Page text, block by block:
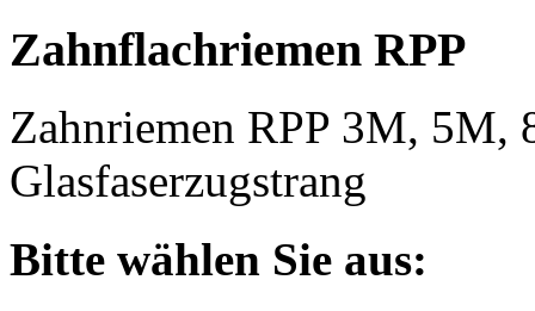
Zahnflachriemen RPP
Zahnriemen RPP 3M, 5M,
Glasfaserzugstrang
Bitte wählen Sie aus: